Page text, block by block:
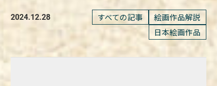
印象を与えます。 尾竹国観の『絵踏』は、単
なる歴史的な描写にとどまらず、宗教的な自由
の重要性を問う作品でもあるといえるでしょ
う。 尾竹国観の『絵踏』と展覧会の波乱 尾竹
ヴァス 寸法：145.5 × 133.5cm 所蔵：国立西
洋美術館 クロード・モネが1870年代に描いた
名作『舟遊び』のモデルになったのは、モネの
再婚相手となるアリス・オシュデの連れ子であ
るシュザンヌとブランシュです。 彼女たちが
枝王春』が新たに発見され、注目を集めていま
す。 大正ロマンの代表的な画家として名高い
竹久夢二の作品は、繊細な筆致と詩的な感性が
特徴で、今回の発見は彼の芸術の深さをあらた
めて感じさせてくれたでしょう。 これらの作
2024.12.28 すべての記事
絵画作品解説
日本絵画作品